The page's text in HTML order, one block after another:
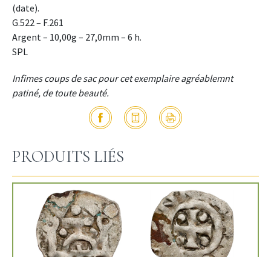
(date).
G.522 – F.261
Argent – 10,00g – 27,0mm – 6 h.
SPL
Infimes coups de sac pour cet exemplaire agréablemnt
patiné, de toute beauté.
PRODUITS LIÉS